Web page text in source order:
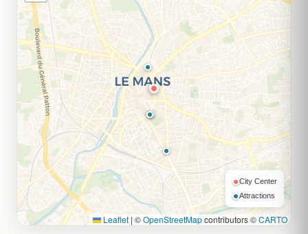
City Center
Attractions
Leaflet | ©OpenStreetMapcontributors ©CARTO